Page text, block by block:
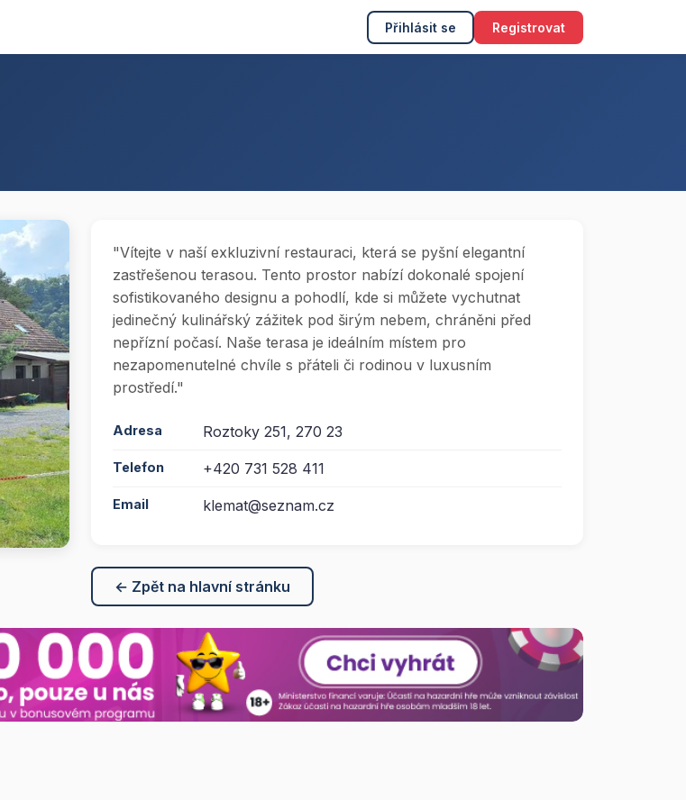
Přihlásit se Registrovat
"Vítejte v naší exkluzivní restauraci, která se pyšní elegantní
zastřešenou terasou. Tento prostor nabízí dokonalé spojení
sofistikovaného designu a pohodlí, kde si můžete vychutnat
jedinečný kulinářský zážitek pod širým nebem, chráněni před
nepřízní počasí. Naše terasa je ideálním místem pro
nezapomenutelné chvíle s přáteli či rodinou v luxusním
prostředí."
Adresa Roztoky 251, 270 23
Telefon +420 731 528 411
Email klemat@seznam.cz
← Zpět na hlavní stránku